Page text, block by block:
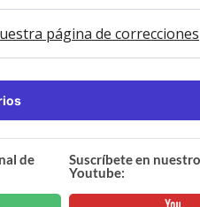
página de correcciones
de
Suscríbete en
Youtube: